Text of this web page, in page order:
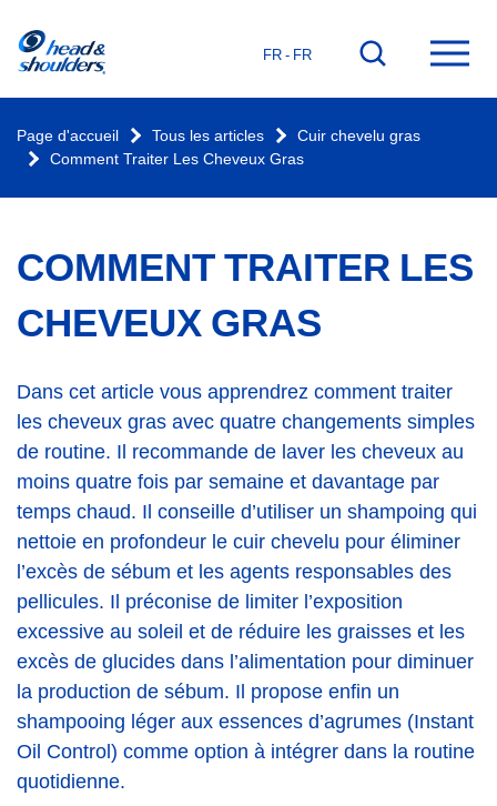
FR - FR
Aller
recherche
Page d'accueil Tous les articles
Cuir chevelu gras
Comment Traiter Les Cheveux Gras
COMMENT TRAITER LES
CHEVEUX GRAS
Dans cet article vous apprendrez comment traiter
les cheveux gras avec quatre changements simples
de routine. Il recommande de laver les cheveux au
moins quatre fois par semaine et davantage par
temps chaud. Il conseille d’utiliser un shampoing qui
nettoie en profondeur le cuir chevelu pour éliminer
l’excès de sébum et les agents responsables des
pellicules. Il préconise de limiter l’exposition
excessive au soleil et de réduire les graisses et les
excès de glucides dans l’alimentation pour diminuer
la production de sébum. Il propose enfin un
shampooing léger aux essences d’agrumes (Instant
Oil Control) comme option à intégrer dans la routine
quotidienne.